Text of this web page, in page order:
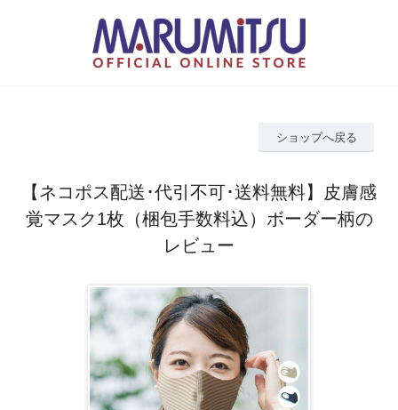
ショップへ戻る
【ネコポス配送･代引不可･送料無料】皮膚感
覚マスク1枚（梱包手数料込）ボーダー柄の
レビュー